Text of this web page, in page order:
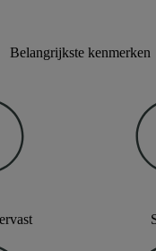
Belangrijkste kenmerken